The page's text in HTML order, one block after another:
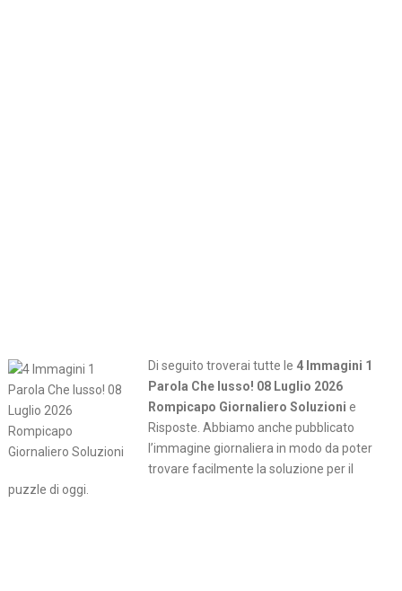
Di seguito troverai tutte le 4 Immagini 1
Parola Che lusso! 08 Luglio 2026
Rompicapo Giornaliero Soluzioni e
Risposte. Abbiamo anche pubblicato
l’immagine giornaliera in modo da poter
trovare facilmente la soluzione per il
puzzle di oggi.